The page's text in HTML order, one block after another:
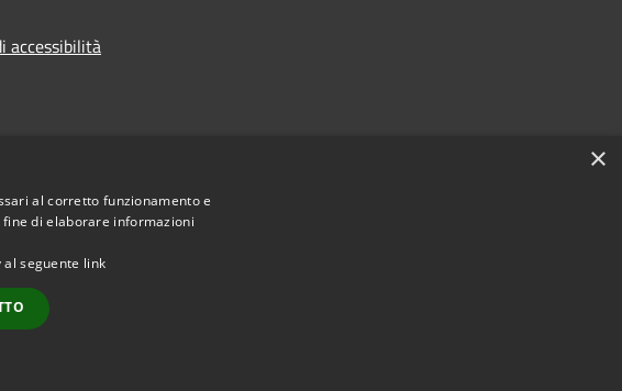
accessibilità
• Comune di Orio al Serio • Powered by
×
al corretto funzionamento e
di elaborare informazioni
seguente link